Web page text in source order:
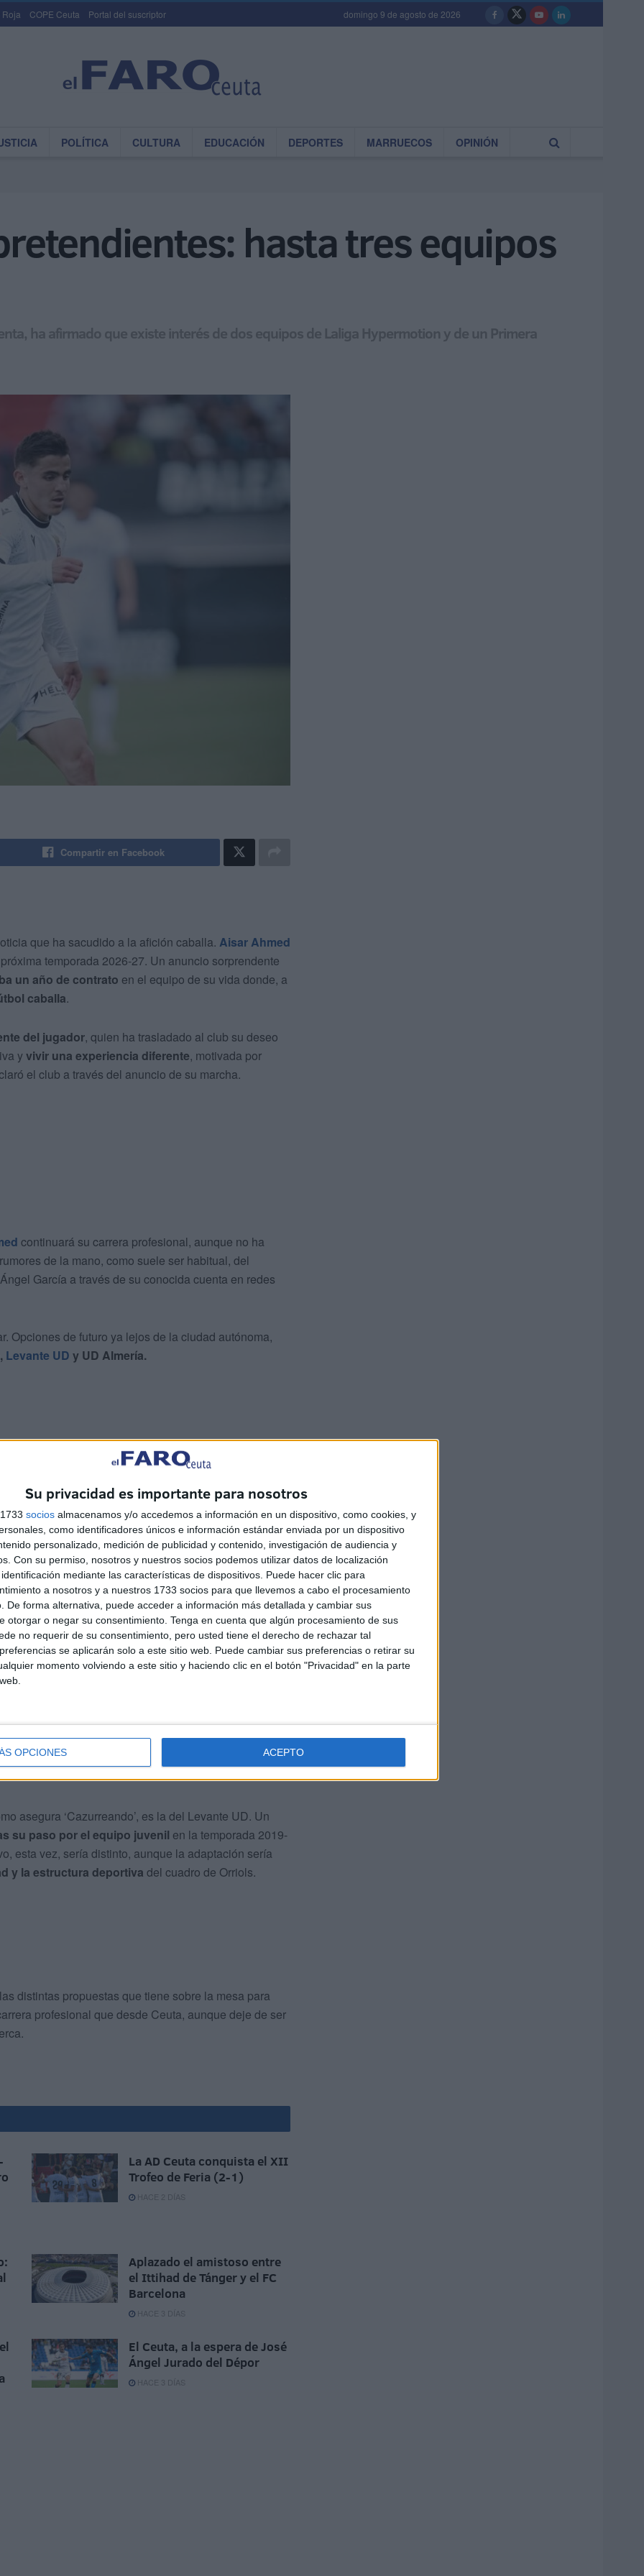
Su privacidad es importante para nosotros
socios almacenamos y/o accedemos a información en un dispositivo, como cookies, y
como identificadores únicos e información estándar enviada por un dispositivo
personalizado, medición de publicidad y contenido, investigación de audiencia y
Con su permiso, nosotros y nuestros socios podemos utilizar datos de localización
mediante las características de dispositivos. Puede hacer clic para
a nosotros y a nuestros 1733 socios para que llevemos a cabo el procesamiento
De forma alternativa, puede acceder a información más detallada y cambiar sus
otorgar o negar su consentimiento. Tenga en cuenta que algún procesamiento de sus
no requerir de su consentimiento, pero usted tiene el derecho de rechazar tal
se aplicarán solo a este sitio web. Puede cambiar sus preferencias o retirar su
momento volviendo a este sitio y haciendo clic en el botón "Privacidad" en la parte
OPCIONES ACEPTO
Roja COPE Ceuta Portal del suscriptor domingo 9 de agosto de 2026
POLÍTICA CULTURA EDUCACIÓN DEPORTES MARRUECOS OPINIÓN
hasta tres equipos
ha afirmado que existe interés de dos equipos de Laliga Hypermotion y de un Primera
Compartir en Facebook
que ha sacudido a la afición caballa. Aisar Ahmed
temporada 2026-27. Un anuncio sorprendente
un año de contrato en el equipo de su vida donde, a
caballa.
del jugador, quien ha trasladado al club su deseo
yvivir una experiencia diferente, motivada por
el club a través del anuncio de su marcha.
continuará su carrera profesional, aunque no ha
de la mano, como suele ser habitual, del
García a través de su conocida cuenta en redes
Opciones de futuro ya lejos de la ciudad autónoma,
Levante UD y UD Almería.
División, y un viejo conocido y compañero en la
ya ha sido anunciado como nuevo jugador del Real
es que cabe recordar que el equipo andaluz se
Primera División en fase de play-off. En el caso de
la de Aisar sería una opción que contemplarían
asegura ‘Cazurreando’, es la del Levante UD. Un
su paso por el equipo juvenil en la temporada 2019-
esta vez, sería distinto, aunque la adaptación sería
y la estructura deportiva del cuadro de Orriols.
distintas propuestas que tiene sobre la mesa para
profesional que desde Ceuta, aunque deje de ser
La AD Ceuta conquista el XII
Trofeo de Feria (2-1)
HACE 2 DÍAS
Aplazado el amistoso entre
el Ittihad de Tánger y el FC
Barcelona
HACE 3 DÍAS
El Ceuta, a la espera de José
Ángel Jurado del Dépor
HACE 3 DÍAS